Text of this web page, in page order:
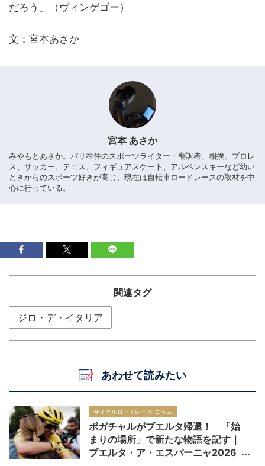
だろう」（ヴィンゲゴー）
文：宮本あさか
宮本 あさか
みやもとあさか。パリ在住のスポーツライター・翻訳者。相撲、プロレ
ス、サッカー、テニス、フィギュアスケート、アルペンスキーなど幼い
ときからのスポーツ好きが高じ、現在は自転車ロードレースの取材を中
心に行っている。
関連タグ
ジロ・デ・イタリア
あわせて読みたい
サイクルロードレース コラム
ポガチャルがブエルタ帰還！ 「始
まりの場所」で新たな物語を記す｜
ブエルタ・ア・エスパーニャ2026